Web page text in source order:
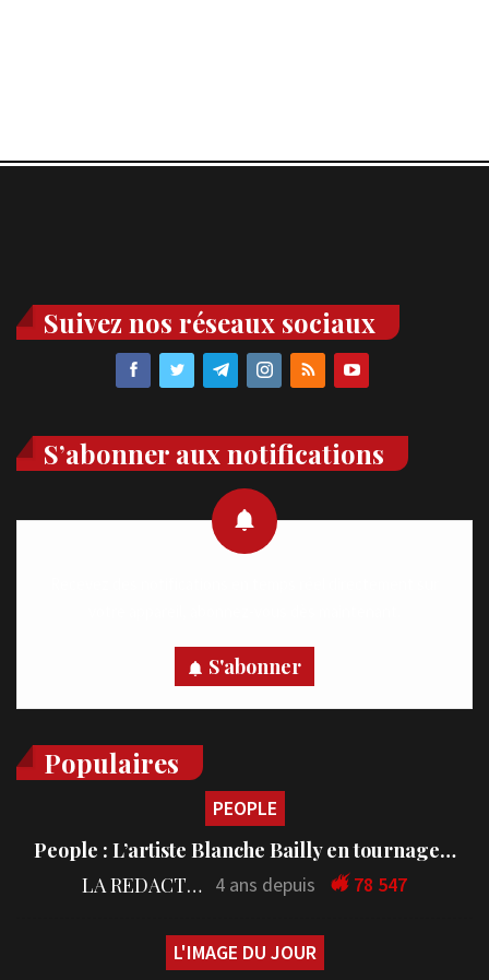
Suivez nos réseaux sociaux
S’abonner aux notifications
S'abonner
Populaires
PEOPLE
People : L’artiste Blanche Bailly en tournage…
LA REDACTION 4 ans depuis 78 547
L'IMAGE DU JOUR